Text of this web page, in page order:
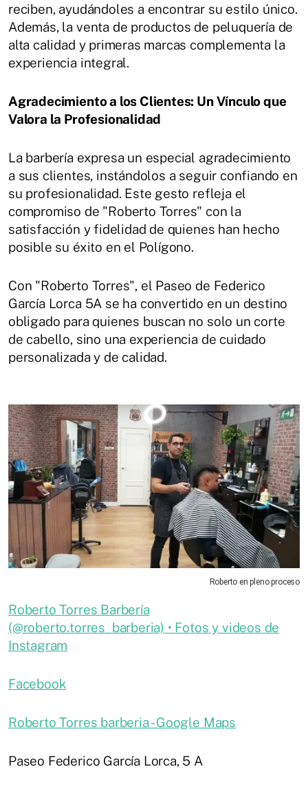
reciben, ayudándoles a encontrar su estilo único.
Además, la venta de productos de peluquería de
alta calidad y primeras marcas complementa la
experiencia integral.
Agradecimiento a los Clientes: Un Vínculo que
Valora la Profesionalidad
La barbería expresa un especial agradecimiento
a sus clientes, instándolos a seguir confiando en
su profesionalidad. Este gesto refleja el
compromiso de "Roberto Torres" con la
satisfacción y fidelidad de quienes han hecho
posible su éxito en el Polígono.
Con "Roberto Torres", el Paseo de Federico
García Lorca 5A se ha convertido en un destino
obligado para quienes buscan no solo un corte
de cabello, sino una experiencia de cuidado
personalizada y de calidad.
Roberto en pleno proceso
Roberto Torres Barbería
(@roberto.torres_barberia) • Fotos y videos de
Instagram
Facebook
Roberto Torres barberia - Google Maps
Paseo Federico García Lorca, 5 A